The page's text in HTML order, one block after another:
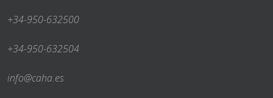
+34-950-632500
+34-950-632504
info@caha.es